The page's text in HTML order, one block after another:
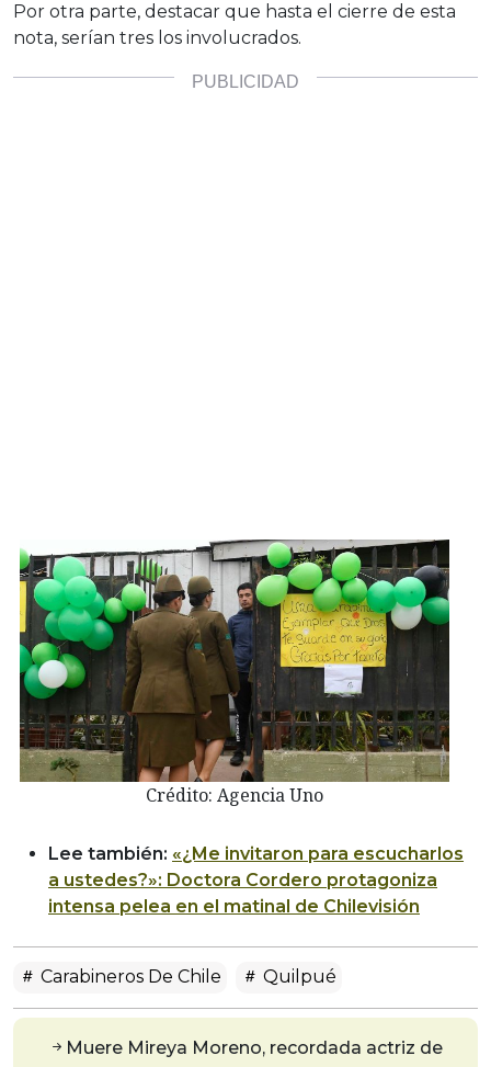
Por otra parte, destacar que hasta el cierre de esta
nota, serían tres los involucrados.
Crédito: Agencia Uno
Lee también: «¿Me invitaron para escucharlos
a ustedes?»: Doctora Cordero protagoniza
intensa pelea en el matinal de Chilevisión
Carabineros De Chile Quilpué
Muere Mireya Moreno, recordada actriz de